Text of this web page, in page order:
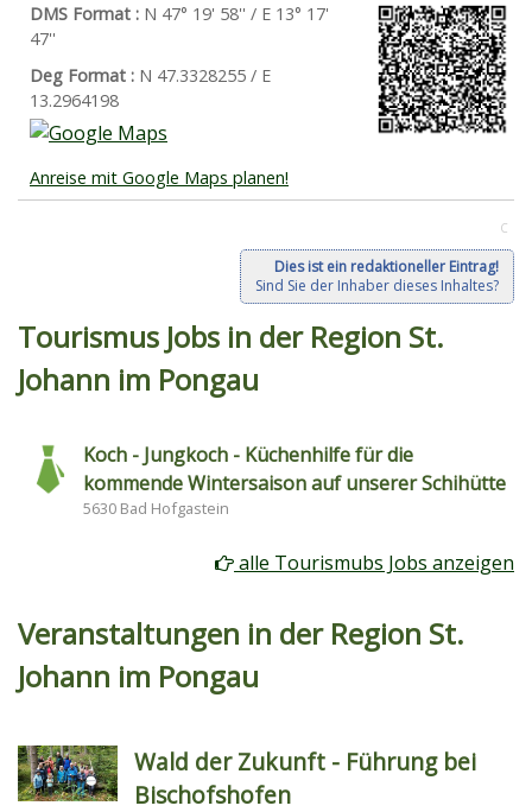
DMS Format : N 47° 19' 58'' / E 13° 17'
47''
Deg Format : N 47.3328255 / E
13.2964198
Anreise mit Google Maps planen!
C
Dies ist ein redaktioneller Eintrag!
Sind Sie der Inhaber dieses Inhaltes?
Tourismus Jobs in der Region St.
Johann im Pongau
Koch - Jungkoch - Küchenhilfe für die
kommende Wintersaison auf unserer Schihütte
5630 Bad Hofgastein
alle Tourismubs Jobs anzeigen
Veranstaltungen in der Region St.
Johann im Pongau
Wald der Zukunft - Führung bei
Bischofshofen